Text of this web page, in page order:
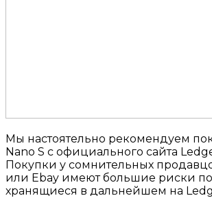
Мы настоятельно рекомендуем
Nano S с официального сайта
Покупки у сомнительных
или Ebay имеют большие риски
хранящиеся в дальнейшем на